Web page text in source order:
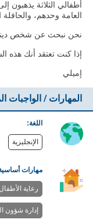
أطفالي الثلاثة يذهبون
العامة وحدهم،
نحن نبحث عن شخص
إذا كنت تعتقد أنك هذه
إميلي
المهارات / الواجبات
اللغة:
الإنجليزية
مهارات
رعاية الأطفال
إدارة شؤون